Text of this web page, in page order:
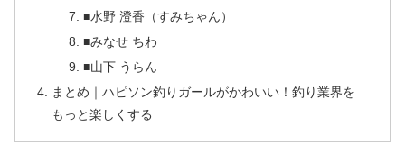
■水野 澄香（すみちゃん）
■みなせ ちわ
■山下 うらん
まとめ｜ハピソン釣りガールがかわいい！釣り業界を
もっと楽しくする